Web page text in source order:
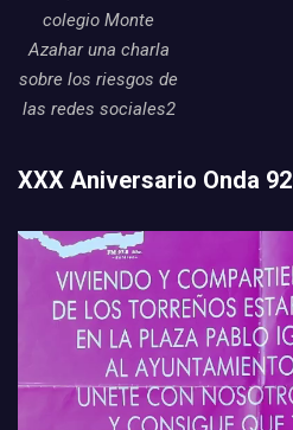
colegio Monte
Azahar una charla
sobre los riesgos de
las redes sociales2
XXX Aniversario Onda